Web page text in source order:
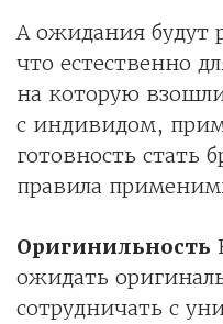
А ожидания будут
что естественно
на которую
с индивидом,
готовность стать
правила
Оригинильность
ожидать
сотрудничать с